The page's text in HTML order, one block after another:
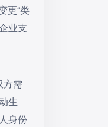
更“类
业支
方需
生
身份